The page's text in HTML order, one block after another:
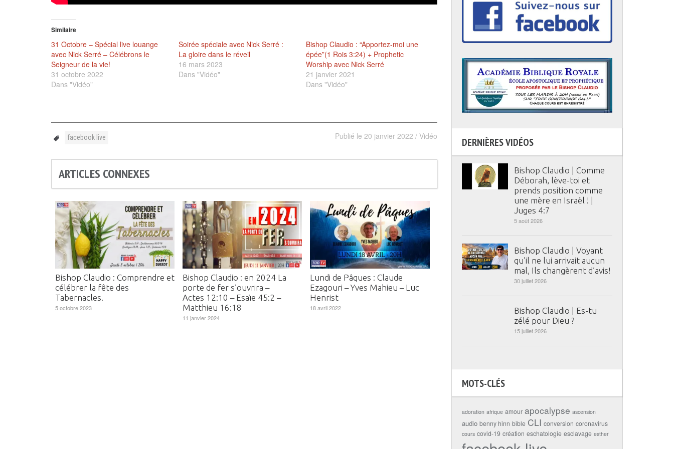
Similaire
31 Octobre – Spécial live louange
avec Nick Serré – Célébrons le
Seigneur de la vie!
31 octobre 2022
Dans "Vidéo"
Soirée spéciale avec Nick Serré :
La gloire dans le réveil
16 mars 2023
Dans "Vidéo"
Bishop Claudio : “Apportez-moi une
épée”(1 Rois 3:24) + Prophetic
Worship avec Nick Serré
21 janvier 2021
Dans "Vidéo"
Publié le 20 janvier 2022 / Vidéo
facebook live
ARTICLES CONNEXES
Bishop Claudio : Comprendre et
célébrer la fête des
Tabernacles.
5 octobre 2023
Bishop Claudio : en 2024 La
porte de fer s’ouvrira –
Actes 12:10 – Esaïe 45:2 –
Matthieu 16:18
11 janvier 2024
Lundi de Pâques : Claude
Ezagouri – Yves Mahieu – Luc
Henrist
18 avril 2022
DERNIÈRES VIDÉOS
Bishop Claudio | Comme
Déborah, lève-toi et
prends position comme
une mère en Israël ! |
Juges 4:7
5 août 2026
Bishop Claudio | Voyant
qu’il ne lui arrivait aucun
mal, Ils changèrent d’avis!
30 juillet 2026
Bishop Claudio | Es-tu
zélé pour Dieu ?
15 juillet 2026
MOTS-CLÉS
adoration afrique amour apocalypse ascension
audio benny hinn bible CLI conversion coronavirus
cours covid-19 création eschatologie esclavage esther